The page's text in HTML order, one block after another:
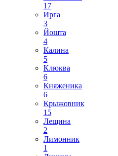
17
Ирга
3
Йошта
4
Калина
5
Клюква
6
Княженика
6
Крыжовник
15
Лещина
2
Лимонник
1